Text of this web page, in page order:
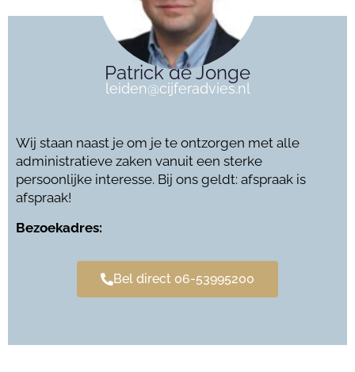
Patrick de Jonge
leiden@cijferadvies.nl
Wij staan naast je om je te ontzorgen met alle
administratieve zaken vanuit een sterke
persoonlijke interesse. Bij ons geldt: afspraak is
afspraak!
Bezoekadres:
Bel direct 06-53995200